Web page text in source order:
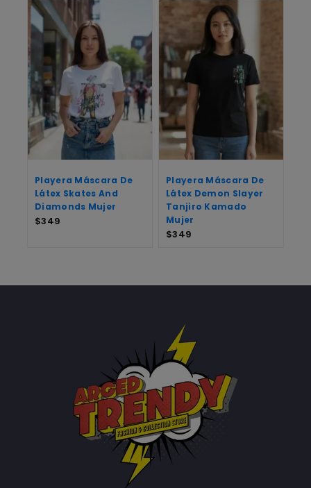
Playera Máscara De
Látex Skates And
Diamonds Mujer
$349
Playera Máscara De
Látex Demon Slayer
Tanjiro Kamado
Mujer
$349